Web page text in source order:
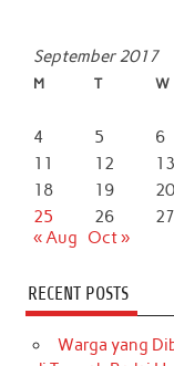
September 2017
M T W
4
5 6
11
12 13
18
19 20
25
26 27
« Aug
Oct »
RECENT POSTS
Warga yang